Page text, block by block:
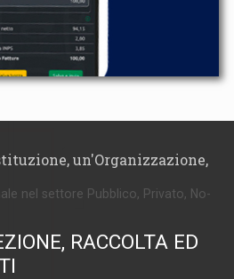
un'Organizzazione,
nel settore Pubblico, Privato, No-
RACCOLTA ED